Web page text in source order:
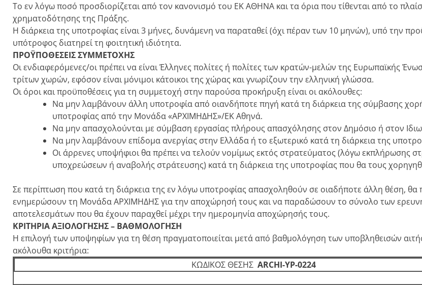
Το εν λόγω ποσό προσδιορίζεται από τον κανονισμό του ΕΚ ΑΘΗΝΑ και τα όρια που τίθενται από το
χρηματοδότησης της Πράξης.
Η διάρκεια της υποτροφίας είναι 3 μήνες, δυνάμενη να παραταθεί (όχι πέραν των 10 μηνών), υπό την
υπότροφος διατηρεί τη φοιτητική ιδιότητα.
ΠΡΟΫΠΟΘΕΣΕΙΣ ΣΥΜΜΕΤΟΧΗΣ
Οι ενδιαφερόμενες/οι πρέπει να είναι Έλληνες πολίτες ή πολίτες των κρατών-μελών της Ευρωπαϊκής
τρίτων χωρών, εφόσον είναι μόνιμοι κάτοικοι της χώρας και γνωρίζουν την ελληνική γλώσσα.
Οι όροι και προϋποθέσεις για τη συμμετοχή στην παρούσα προκήρυξη είναι οι ακόλουθες:
Να μην λαμβάνουν άλλη υποτροφία από οιανδήποτε πηγή κατά τη διάρκεια της σύμβασης
υποτροφίας από την Μονάδα «ΑΡΧΙΜΗΔΗΣ»/EK Αθηνά.
Να μην απασχολούνται με σύμβαση εργασίας πλήρους απασχόλησης στον Δημόσιο ή στον
Να μην λαμβάνουν επίδομα ανεργίας στην Ελλάδα ή το εξωτερικό κατά τη διάρκεια της
Οι άρρενες υποψήφιοι θα πρέπει να τελούν νομίμως εκτός στρατεύματος (λόγω εκπλήρωσης
υποχρεώσεων ή αναβολής στράτευσης) κατά τη διάρκεια της υποτροφίας που θα τους
Σε περίπτωση που κατά τη διάρκεια της εν λόγω υποτροφίας απασχοληθούν σε οιαδήποτε άλλη θέση, θα
ενημερώσουν τη Μονάδα ΑΡΧΙΜΗΔΗΣ για την αποχώρησή τους και να παραδώσουν το σύνολο των
αποτελεσμάτων που θα έχουν παραχθεί μέχρι την ημερομηνία αποχώρησής τους.
ΚΡΙΤΗΡΙΑ ΑΞΙΟΛΟΓΗΣΗΣ – ΒΑΘΜΟΛΟΓΗΣΗ
Η επιλογή των υποψηφίων για τη θέση πραγματοποιείται μετά από βαθμολόγηση των υποβληθεισών
ακόλουθα κριτήρια:
ΚΩΔΙΚΟΣ ΘΕΣΗΣ ARCHI-ΥP-0224